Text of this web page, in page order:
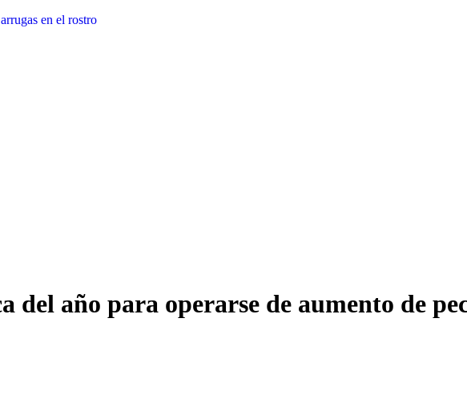
en el rostro
del año para operarse de aumento de